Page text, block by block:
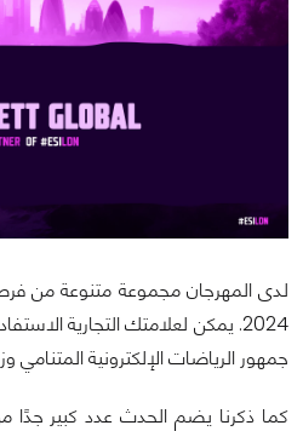
2024. يمكن لعلامتك التجارية
جمهور الرياضات الإلكترونية المتنامي
كما ذكرنا يضم الحدث عدد كبير جدًا